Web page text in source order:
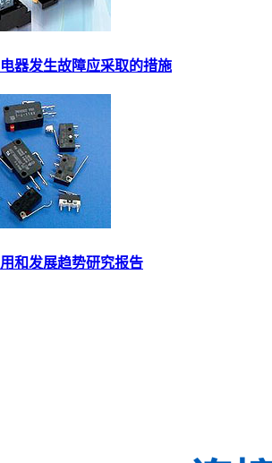
器发生故障应采取的措施
和发展趋势研究报告